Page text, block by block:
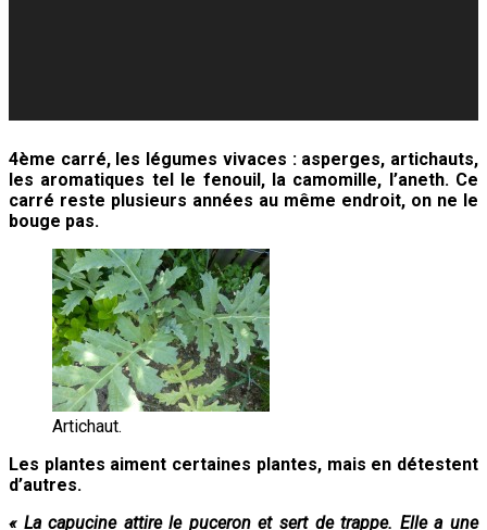
4ème carré, les légumes vivaces : asperges, artichauts,
les aromatiques tel le fenouil, la camomille, l’aneth. Ce
carré reste plusieurs années au même endroit, on ne le
bouge pas.
Artichaut.
Les plantes aiment certaines plantes, mais en détestent
d’autres.
« La capucine attire le puceron et sert de trappe. Elle a une